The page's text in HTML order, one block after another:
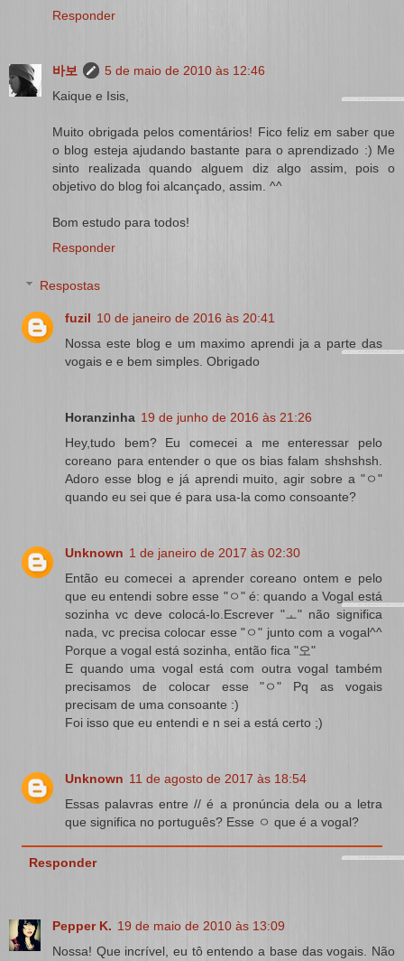
Responder
바보
5 de maio de 2010 às 12:46
Kaique e Isis,
Muito obrigada pelos comentários! Fico feliz em saber que
o blog esteja ajudando bastante para o aprendizado :) Me
sinto realizada quando alguem diz algo assim, pois o
objetivo do blog foi alcançado, assim. ^^
Bom estudo para todos!
Responder
Respostas
fuzil 10 de janeiro de 2016 às 20:41
Nossa este blog e um maximo aprendi ja a parte das
vogais e e bem simples. Obrigado
Horanzinha 19 de junho de 2016 às 21:26
Hey,tudo bem? Eu comecei a me enteressar pelo
coreano para entender o que os bias falam shshshsh.
Adoro esse blog e já aprendi muito, agir sobre a "ㅇ"
quando eu sei que é para usa-la como consoante?
Unknown 1 de janeiro de 2017 às 02:30
Então eu comecei a aprender coreano ontem e pelo
que eu entendi sobre esse "ㅇ" é: quando a Vogal está
sozinha vc deve colocá-lo.Escrever "ㅗ" não significa
nada, vc precisa colocar esse "ㅇ" junto com a vogal^^
Porque a vogal está sozinha, então fica "오"
E quando uma vogal está com outra vogal também
precisamos de colocar esse "ㅇ" Pq as vogais
precisam de uma consoante :)
Foi isso que eu entendi e n sei a está certo ;)
Unknown 11 de agosto de 2017 às 18:54
Essas palavras entre // é a pronúncia dela ou a letra
que significa no português? Esse ㅇ que é a vogal?
Responder
Pepper K. 19 de maio de 2010 às 13:09
Nossa! Que incrível, eu tô entendo a base das vogais. Não